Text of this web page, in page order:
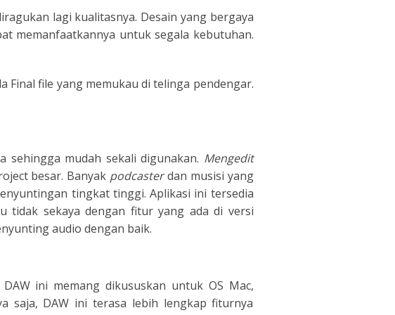
lagi kualitasnya. Desain yang bergaya
memanfaatkannya untuk segala kebutuhan.
Final file yang memukau di telinga pendengar.
sehingga mudah sekali digunakan. Mengedit
besar. Banyak podcasterdan musisi yang
tingkat tinggi. Aplikasi ini tersedia
tidak sekaya dengan fitur yang ada di versi
audio dengan baik.
ini memang dikususkan untuk OS Mac,
saja, DAW ini terasa lebih lengkap fiturnya